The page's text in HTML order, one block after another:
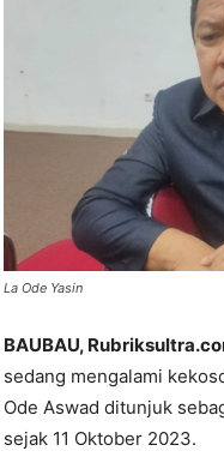
La Ode Yasin
BAUBAU,
sedang mengalami
Ode Aswad ditunjuk
sejak 11 Oktober 2023.